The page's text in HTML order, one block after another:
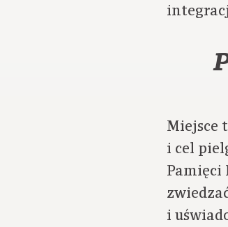
Miejsce
i cel
Pamięci
i